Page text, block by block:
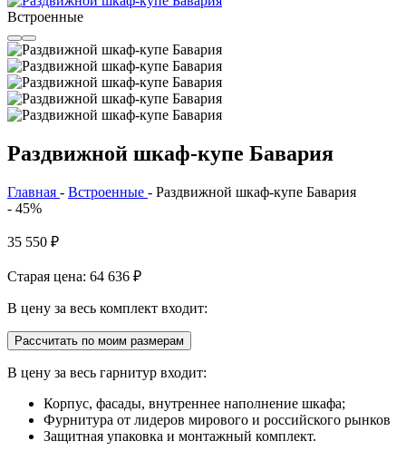
Встроенные
Раздвижной шкаф-купе Бавария
Главная - Встроенные - Раздвижной шкаф-купе Бавария
- 45%
35 550 ₽
Старая цена: 64 636 ₽
В цену за весь комплект входит:
Рассчитать по моим размерам
В цену за весь гарнитур входит:
Корпус, фасады, внутреннее наполнение шкафа;
Фурнитура от лидеров мирового и российского рынков
Защитная упаковка и монтажный комплект.